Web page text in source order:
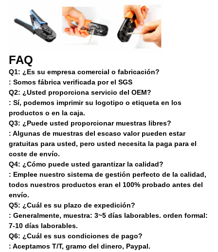
FAQ
Q1: ¿Es su empresa comercial o fabricación?
: Somos fábrica verificada por el SGS
Q2: ¿Usted proporciona servicio del OEM?
: Sí, podemos imprimir su logotipo o etiqueta en los
productos o en la caja.
Q3: ¿Puede usted proporcionar muestras libres?
: Algunas de muestras del escaso valor pueden estar
gratuitas para usted, pero usted necesita la paga para el
coste de envío.
Q4: ¿Cómo puede usted garantizar la calidad?
: Emplee nuestro sistema de gestión perfecto de la calidad,
todos nuestros productos eran el 100% probado antes del
envío.
Q5: ¿Cuál es su plazo de expedición?
: Generalmente, muestra: 3~5 días laborables. orden formal:
7-10 días laborables.
Q6: ¿Cuál es sus condiciones de pago?
: Aceptamos T/T, gramo del dinero, Paypal.